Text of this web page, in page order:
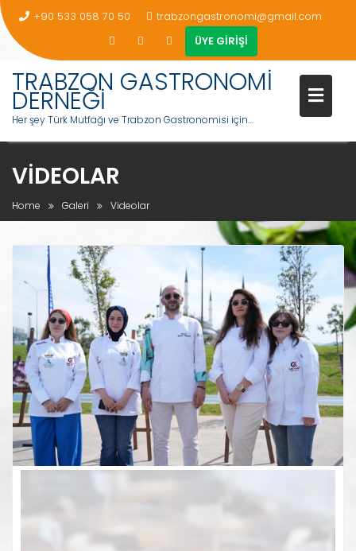
+90 533 058 70 50
trabzongastronomi@gmail.com
ÜYE GİRİŞİ
TRABZON GASTRONOMİ
DERNEĞİ
Her şey Türk Mutfağı ve Trabzon Gastronomisi için…
VIDEOLAR
Home Galeri Videolar